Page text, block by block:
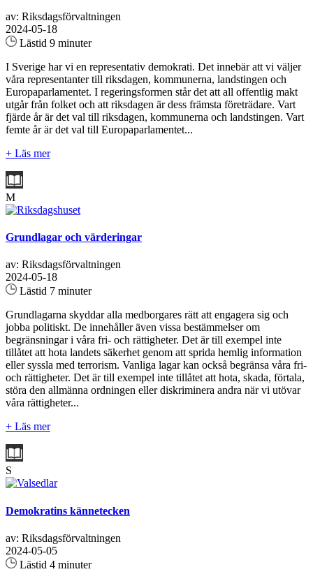
av: Riksdagsförvaltningen
2024-05-18
Lästid 9 minuter
I Sverige har vi en representativ demokrati. Det innebär att vi väljer
våra representanter till riksdagen, kommunerna, landstingen och
Europaparlamentet. I regeringsformen står det att all offentlig makt
utgår från folket och att riksdagen är dess främsta företrädare. Vart
fjärde år är det val till riksdagen, kommunerna och landstingen. Vart
femte år är det val till Europaparlamentet...
+ Läs mer
M
Grundlagar och värderingar
av: Riksdagsförvaltningen
2024-05-18
Lästid 7 minuter
Grundlagarna skyddar alla medborgares rätt att engagera sig och
jobba politiskt. De innehåller även vissa bestämmelser om
begränsningar i våra fri- och rättigheter. Det är till exempel inte
tillåtet att hota landets säkerhet genom att sprida hemlig information
eller syssla med terrorism. Vanliga lagar kan också begränsa våra fri-
och rättigheter. Det är till exempel inte tillåtet att hota, skada, förtala,
störa den allmänna ordningen eller diskriminera andra när vi utövar
våra rättigheter...
+ Läs mer
S
Demokratins kännetecken
av: Riksdagsförvaltningen
2024-05-05
Lästid 4 minuter